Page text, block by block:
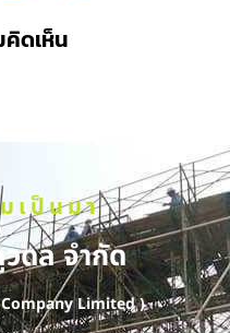
ดเห็น
เป็นมา
ดล จำกัด
Limited )